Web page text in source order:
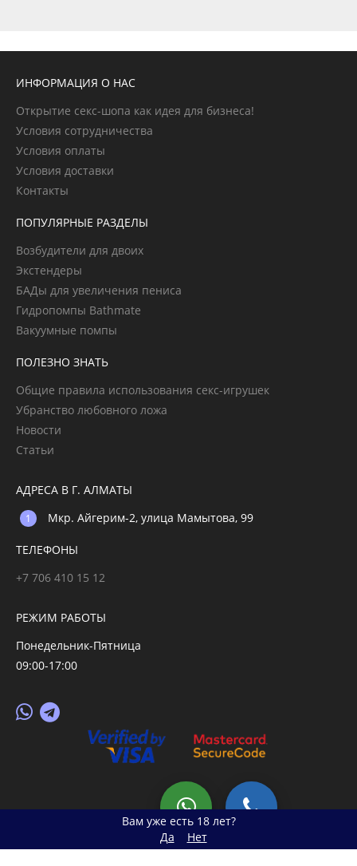
Вам уже есть 18 лет?
Да
Нет
ИНФОРМАЦИЯ О НАС
Открытие секс-шопа как идея для бизнеса!
Условия сотрудничества
Условия оплаты
Условия доставки
Контакты
ПОПУЛЯРНЫЕ РАЗДЕЛЫ
Возбудители для двоих
Экстендеры
БАДы для увеличения пениса
Гидропомпы Bathmate
Вакуумные помпы
ПОЛЕЗНО ЗНАТЬ
Общие правила использования секс-игрушек
Убранство любовного ложа
Новости
Статьи
АДРЕСА В Г. АЛМАТЫ
Мкр. Айгерим-2, улица Мамытова, 99
ТЕЛЕФОНЫ
+7 706 410 15 12
РЕЖИМ РАБОТЫ
Понедельник-Пятница
09:00-17:00
© 2026 primegoods.kz